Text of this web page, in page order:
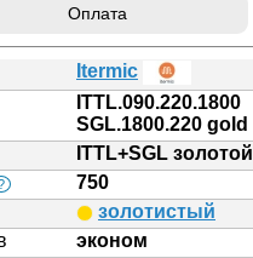
Оплата
Itermic
ITTL.090.220.1800
SGL.1800.220 gold
ITTL+SGL золотой
750
золотистый
эконом